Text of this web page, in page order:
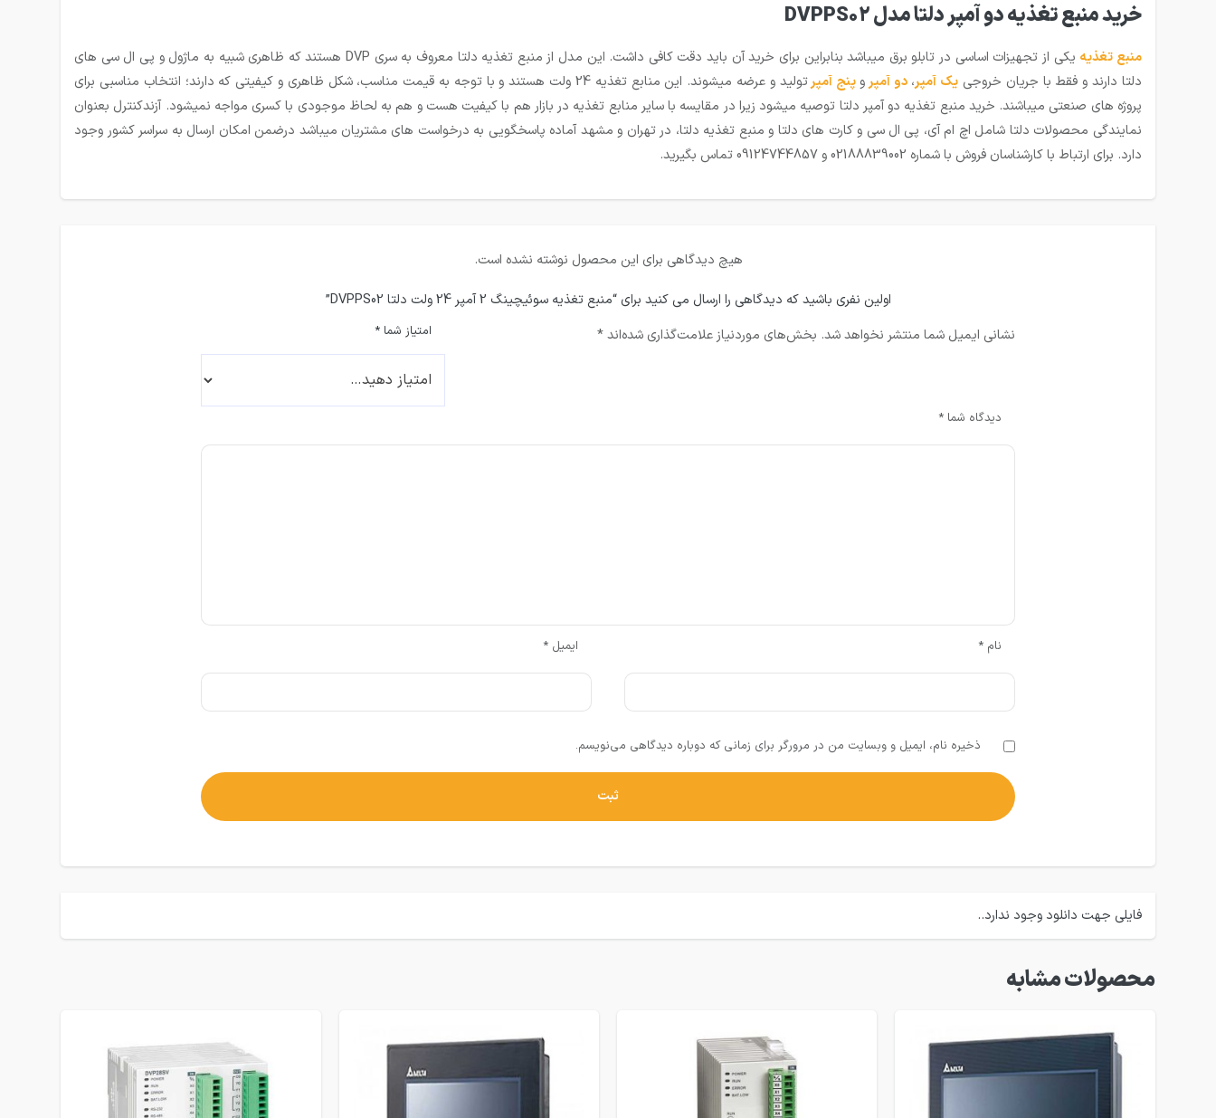
خرید منبع تغذیه دو آمپر دلتا مدل DVPPS02
منبع تغذیه
یکی از تجهیزات اساسی در تابلو برق میباشد بنابراین برای خرید آن باید دقت کافی داشت. این مدل از منبع تغذیه دلتا معروف به سری DVP هستند که ظاهری شبیه به ماژول و پی ال سی های
دلتا دارند و فقط با جریان خروجی یک آمپر، دو آمپرو پنج آمپر
تولید و عرضه میشوند. این منابع تغذیه 24 ولت هستند و با توجه به قیمت مناسب، شکل ظاهری و کیفیتی که دارند؛ انتخاب مناسبی برای
پروژه های صنعتی میباشند. خرید منبع تغذیه دو آمپر دلتا توصیه میشود زیرا در مقایسه با سایر منابع تغذیه در بازار هم با کیفیت هست و هم به لحاظ موجودی با کسری مواجه نمیشود. آزندکنترل بعنوان
نمایندگی محصولات دلتا شامل اچ ام آی، پی ال سی و کارت های دلتا و منبع تغذیه دلتا، در تهران و مشهد آماده پاسخگویی به درخواست های مشتریان میباشد درضمن امکان ارسال به سراسر کشور وجود
دارد. برای ارتباط با کارشناسان فروش با شماره 02188839002 و 09124744857 تماس بگیرید.
هیچ دیدگاهی برای این محصول نوشته نشده است.
اولین نفری باشید که دیدگاهی را ارسال می کنید برای “منبع تغذیه سوئیچینگ 2 آمپر 24 ولت دلتا DVPPS02”
نشانی ایمیل شما منتشر نخواهد شد. بخش‌های موردنیاز علامت‌گذاری شده‌اند* امتیاز شما *
دیدگاه شما *
نام * ایمیل *
ذخیره نام، ایمیل و وبسایت من در مرورگر برای زمانی که دوباره دیدگاهی می‌نویسم.
فایلی جهت دانلود وجود ندارد..
محصولات مشابه